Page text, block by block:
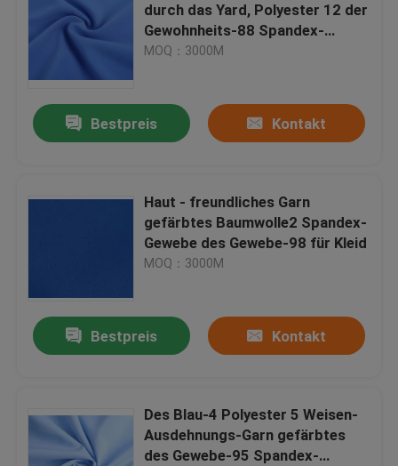
durch das Yard, Polyester 12 der
Gewohnheits-88 Spandex-
Gewebe
MOQ：3000M
Bestpreis Kontakt
Haut - freundliches Garn
gefärbtes Baumwolle2 Spandex-
Gewebe des Gewebe-98 für Kleid
MOQ：3000M
Bestpreis Kontakt
Des Blau-4 Polyester 5 Weisen-
Ausdehnungs-Garn gefärbtes
des Gewebe-95 Spandex-